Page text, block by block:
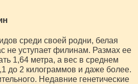
среди своей родни, белая
не уступает филинам. Размах ее
1,64 метра, а вес в среднем
до 2 килограммов и даже более.
Недавние генетические